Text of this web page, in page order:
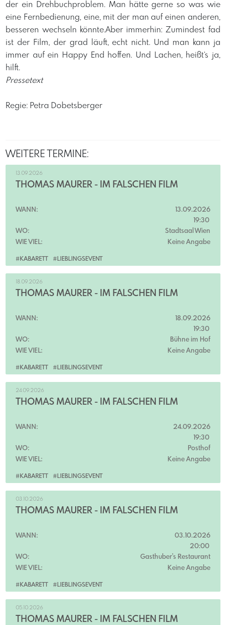
der ein Drehbuchproblem. Man hätte gerne so was wie
eine Fernbedienung, eine, mit der man auf einen anderen,
besseren wechseln könnte.Aber immerhin: Zumindest fad
ist der Film, der grad läuft, echt nicht. Und man kann ja
immer auf ein Happy End hoffen. Und Lachen, heißt‘s ja,
hilft.
Pressetext
Regie: Petra Dobetsberger
WEITERE TERMINE:
#KABARETT #LIEBLINGSEVENT
13.09.2026
THOMAS MAURER - IM FALSCHEN FILM
WANN:
13.09.2026
19:30
WO:
Stadtsaal Wien
WIE VIEL:
Keine Angabe
#KABARETT #LIEBLINGSEVENT
18.09.2026
THOMAS MAURER - IM FALSCHEN FILM
WANN:
18.09.2026
19:30
WO:
Bühne im Hof
WIE VIEL:
Keine Angabe
#KABARETT #LIEBLINGSEVENT
24.09.2026
THOMAS MAURER - IM FALSCHEN FILM
WANN:
24.09.2026
19:30
WO:
Posthof
WIE VIEL:
Keine Angabe
#KABARETT #LIEBLINGSEVENT
03.10.2026
THOMAS MAURER - IM FALSCHEN FILM
WANN:
03.10.2026
20:00
WO:
Gasthuber's Restaurant
WIE VIEL:
Keine Angabe
05.10.2026
THOMAS MAURER - IM FALSCHEN FILM